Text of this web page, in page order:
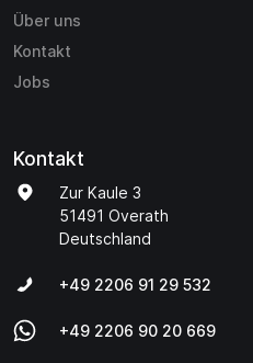
Über uns
Kontakt
Jobs
Kontakt
Zur Kaule 3
51491 Overath
Deutschland
+49 2206 91 29 532
+49 2206 90 20 669